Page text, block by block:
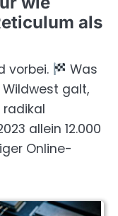
als
vorbei.
Was
galt,
allein 12.000
Online-